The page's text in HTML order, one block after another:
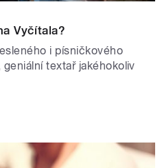
Vyčítala?
i písničkového
textař jakéhokoliv